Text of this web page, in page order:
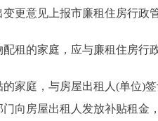
更意见上报市廉租住房行政
的家庭，应与廉租住房行
庭，与房屋出租人(单位)签
向房屋出租人发放补贴租金